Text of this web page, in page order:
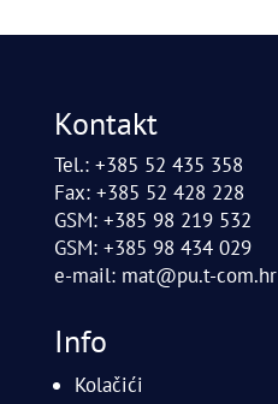
Kontakt
Tel.: +385 52 435 358
Fax: +385 52 428 228
GSM: +385 98 219 532
GSM: +385 98 434 029
e-mail: mat@pu.t-com.hr
Info
Kolačići